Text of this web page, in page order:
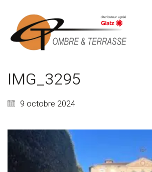
IMG_3295
9 octobre 2024